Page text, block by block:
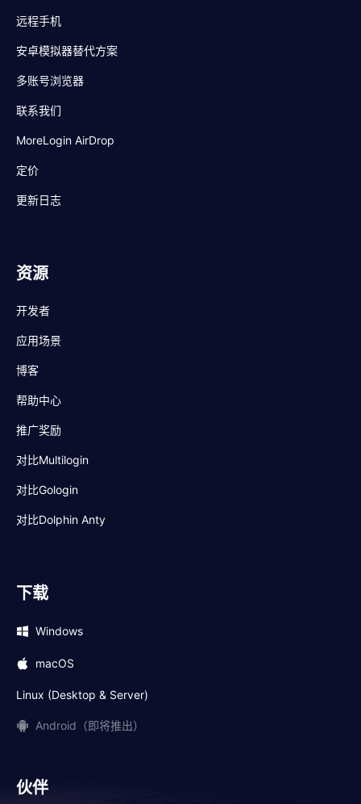
远程手机
安卓模拟器替代方案
多账号浏览器
联系我们
MoreLogin AirDrop
定价
更新日志
资源
开发者
应用场景
博客
帮助中心
推广奖励
对比Multilogin
对比Gologin
对比Dolphin Anty
下载
Windows
macOS
Linux (Desktop & Server)
Android（即将推出）
伙伴